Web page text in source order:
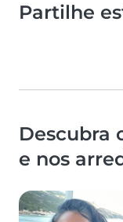
Partilhe
Descubra
e nos